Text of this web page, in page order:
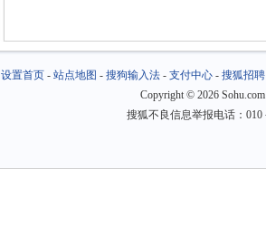
设置首页- 站点地图 - 搜狗输入法- 支付中心- 搜狐招聘
Copyright © 2026
搜狐不良信息举报电话：010